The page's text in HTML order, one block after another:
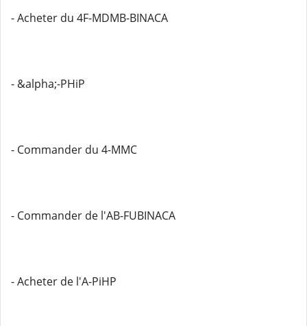
- Acheter du 4F-MDMB-BINACA
- &alpha;-PHiP
- Commander du 4-MMC
- Commander de l'AB-FUBINACA
- Acheter de l'A-PiHP